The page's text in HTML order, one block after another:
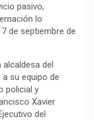
pasivo,
lo
de septiembre de
alcaldesa del
a su equipo de
policial y
Xavier
del